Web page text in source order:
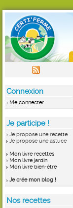
Connexion
Me connecter
Je participe !
Je propose une recette
Je propose une astuce
Mon livre recettes
Mon livre jardin
Mon livre bien-être
Je crée mon blog !
Nos recettes